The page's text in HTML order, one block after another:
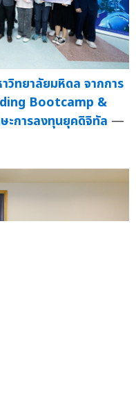
วิทยาลัยมหิดล จากการ
Bootcamp &
การลงทุนยุคดิจิทัล —